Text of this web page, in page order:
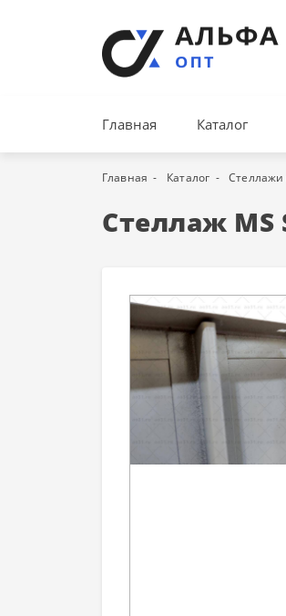
Главная Каталог
Главная Каталог Стеллажи
Стеллаж MS